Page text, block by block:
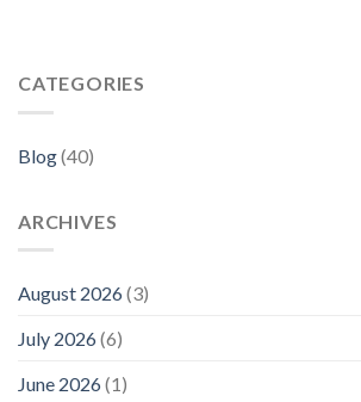
CATEGORIES
Blog(40)
ARCHIVES
August 2026(3)
July 2026(6)
June 2026(1)